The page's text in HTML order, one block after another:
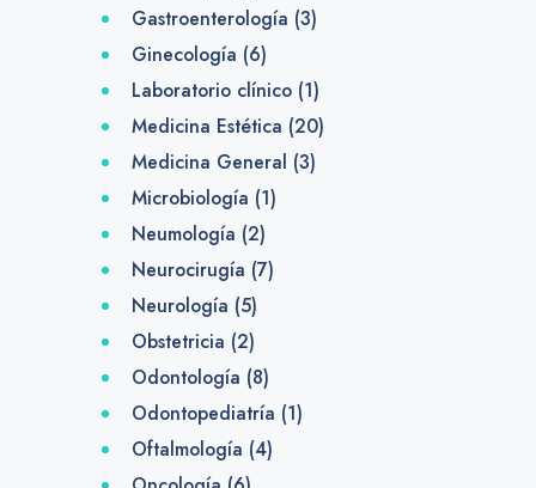
Gastroenterología (3)
Ginecología (6)
Laboratorio clínico(1)
Medicina Estética (20)
Medicina General (3)
Microbiología (1)
Neumología (2)
Neurocirugía (7)
Neurología (5)
Obstetricia (2)
Odontología (8)
Odontopediatría (1)
Oftalmología (4)